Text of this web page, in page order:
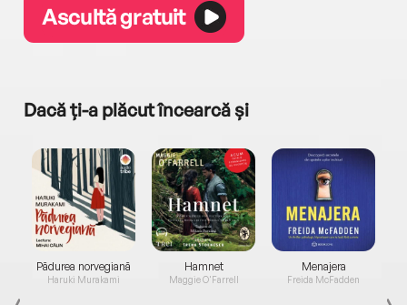
Ascultă gratuit
Dacă ți-a plăcut încearcă și
Pădurea norvegiană
Haruki Murakami
Hamnet
Maggie O'Farrell
Menajera
Freida McFadden